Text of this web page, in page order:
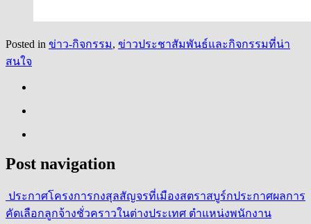
Posted in ข่าว-กิจกรรม, ข่าวประชาสัมพันธ์และกิจกรรมที่น่า
สนใจ
Post navigation
ประกาศโครงการกงสุลสัญจรที่เมืองสตราสบูร์กประกาศผลการ
คัดเลือกลูกจ้างชั่วคราวในต่างประเทศ ตำแหน่งพนักงาน